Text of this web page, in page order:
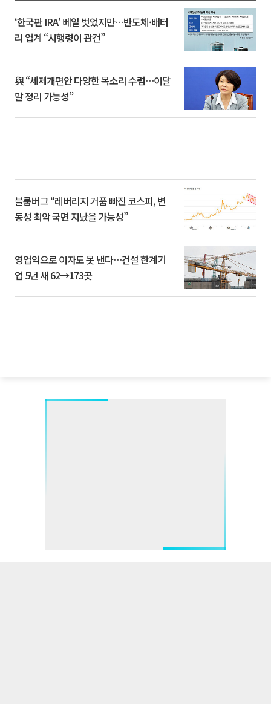
‘한국판 IRA’ 베일 벗었지만…반도체·배터
리 업계 “시행령이 관건”
與 “세제개편안 다양한 목소리 수렴…이달
말 정리 가능성”
블룸버그 “레버리지 거품 빠진 코스피, 변
동성 최악 국면 지났을 가능성”
영업익으로 이자도 못 낸다…건설 한계기
업 5년 새 62→173곳